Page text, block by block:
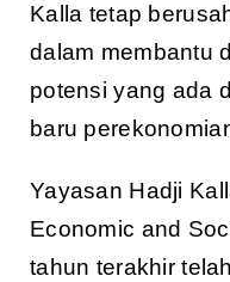
Kalla tetap
dalam membantu
potensi yang ada
baru
Yayasan Hadji
Economic and
tahun terakhir